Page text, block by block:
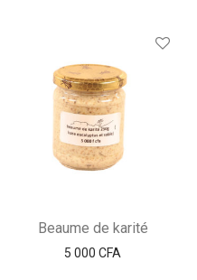
Beaume de karité
5 000 CFA